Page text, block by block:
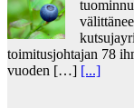
toimitusjohtajan 78
vuoden […] [...]